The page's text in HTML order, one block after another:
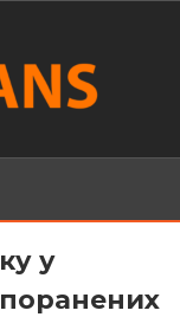
у
поранених